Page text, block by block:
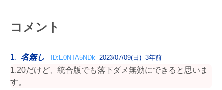
コメント
1. 名無し ID:E0NTA5NDk 2023/07/09(日) 3年前
1.20だけど、統合版でも落下ダメ無効にできると思いま
す。